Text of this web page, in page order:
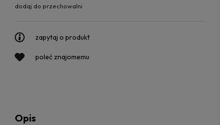
dodaj do przechowalni
zapytaj o produkt
poleć znajomemu
Opis